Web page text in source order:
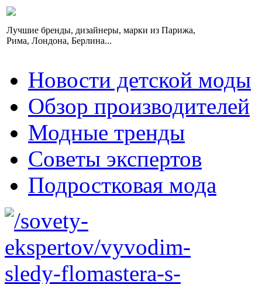
Лучшие бренды, дизайнеры, марки из Парижа,
Рима, Лондона, Берлина...
Новости детской моды
Обзор производителей
Модные тренды
Советы экспертов
Подростковая мода